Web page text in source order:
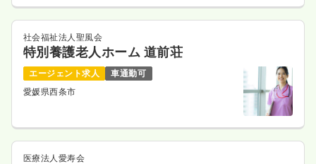
社会福祉法人聖風会
特別養護老人ホーム 道前荘
エージェント求人
車通勤可
愛媛県西条市
医療法人愛寿会